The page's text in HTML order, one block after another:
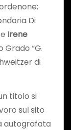
Di
Irene
Grado “G.
di
titolo si
sul sito
autografata